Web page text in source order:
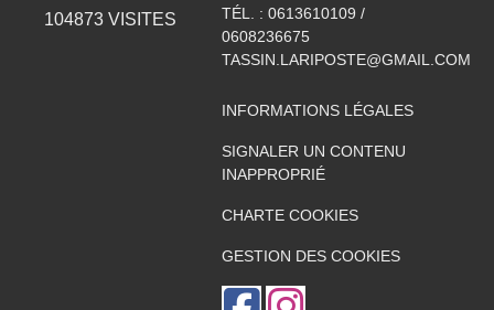
104873 VISITES TÉL. : 0613610109 /
0608236675
TASSIN.LARIPOSTE@GMAIL.COM
INFORMATIONS LÉGALES
SIGNALER UN CONTENU
INAPPROPRIÉ
CHARTE COOKIES
GESTION DES COOKIES